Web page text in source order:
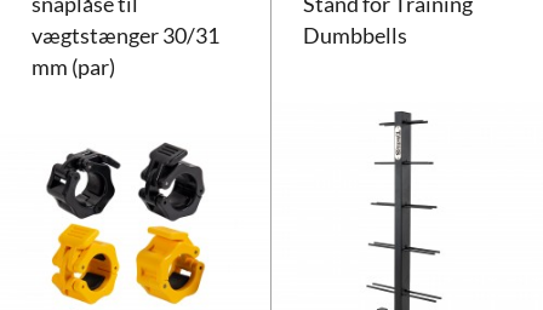
vægtstænger 30/31
mm (par)
Dumbbells